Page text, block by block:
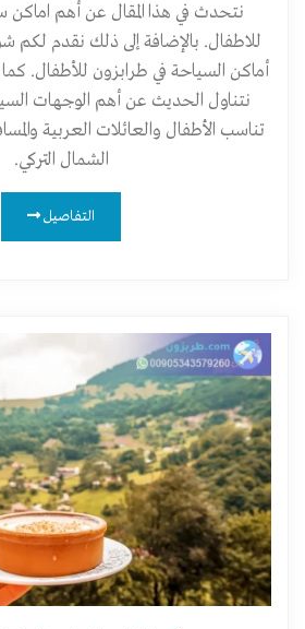
نتحدث في هذا المقال عن أهم اماكن
للاطفال. بالإضافة إلى ذلك نقدم
أماكن السياحة في طرابزون للأطفال. كما
نتناول الحديث عن أهم الوجهات
تناسب الأطفال والعائلات العربية
الشمال التركي.
التفاصيل